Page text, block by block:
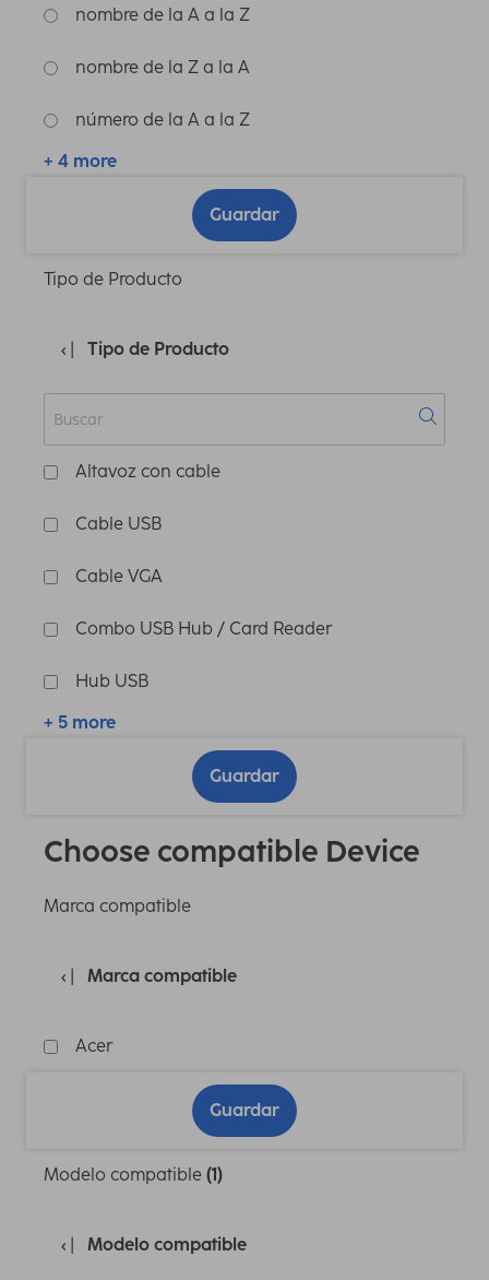
nombre de la A a la Z
nombre de la Z a la A
número de la A a la Z
+ 4 more
Guardar
Tipo de Producto
Tipo de Producto
Altavoz con cable
Cable USB
Cable VGA
Combo USB Hub / Card Reader
Hub USB
+ 5 more
Guardar
Choose compatible Device
Marca compatible
Marca compatible
Acer
Guardar
Modelo compatible (1)
Modelo compatible